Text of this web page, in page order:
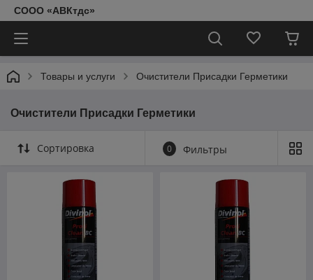
СООО «АВКтдс»
Товары и услуги Очистители Присадки Герметики
Очистители Присадки Герметики
Сортировка 0 Фильтры